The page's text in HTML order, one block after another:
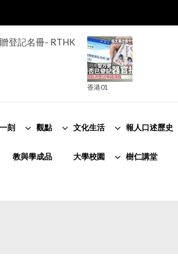
登記名冊- RTHK
香港01
刻 觀點 文化生活 報人口述歷史
教與學成品 大學校園 樹仁講堂